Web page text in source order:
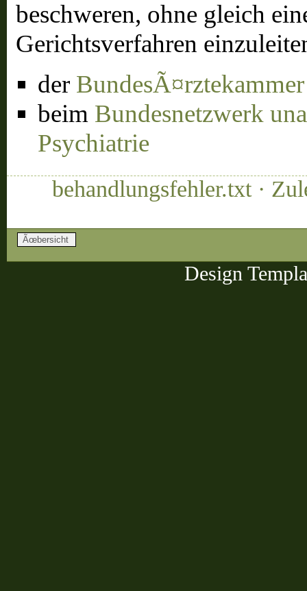
beschweren, ohne gleich
Gerichtsverfahren
der BundesÃ¤rztekammer
beim Bundesnetzwerk
Psychiatrie
behandlungsfehler.txt ·
Design